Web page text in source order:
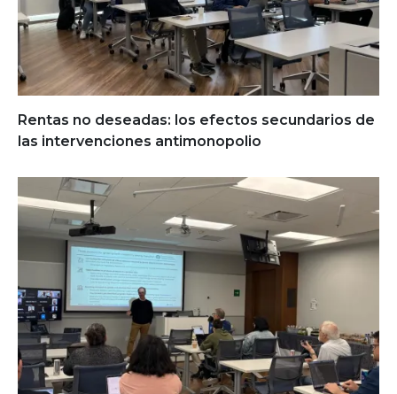
Rentas no deseadas: los efectos secundarios de
las intervenciones antimonopolio